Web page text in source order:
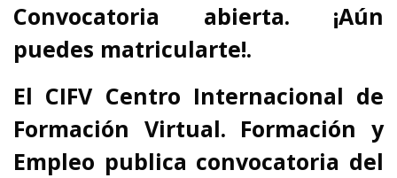
Convocatoria abierta. ¡Aún
puedes matricularte!.
El CIFV Centro Internacional de
Formación Virtual. Formación y
Empleo publica convocatoria del